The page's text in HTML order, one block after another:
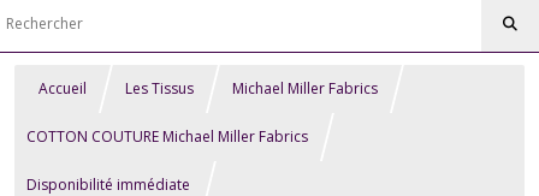
Accueil Les Tissus Michael Miller Fabrics
COTTON COUTURE Michael Miller Fabrics
Disponibilité immédiate